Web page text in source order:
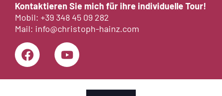
Kontaktieren Sie mich für ihre individuelle Tour!
Mobil: +39 348 45 09 282
Mail: info@christoph-hainz.com